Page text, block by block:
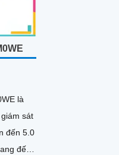
là
sát
đến